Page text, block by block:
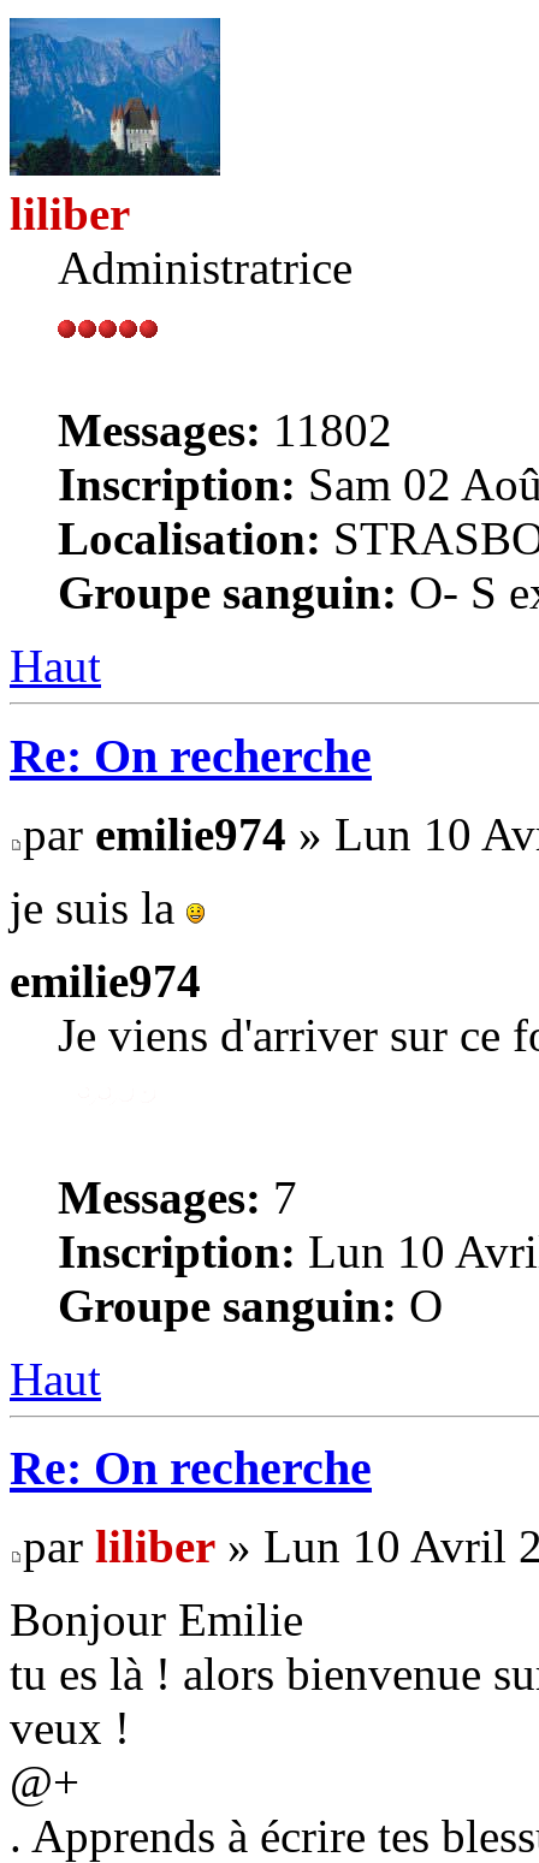
liliber
Administratrice
Messages: 11802
Inscription: Sam 02
Localisation:
Groupe sanguin: O- S
Haut
Re: On recherche
par emilie974 » Lun 10
je suis la
emilie974
Je viens d'arriver sur ce
Messages: 7
Inscription: Lun 10
Groupe sanguin: O
Haut
Re: On recherche
par liliber » Lun 10 Avril
Bonjour Emilie
tu es là ! alors bienvenue
veux !
@+
. Apprends à écrire tes